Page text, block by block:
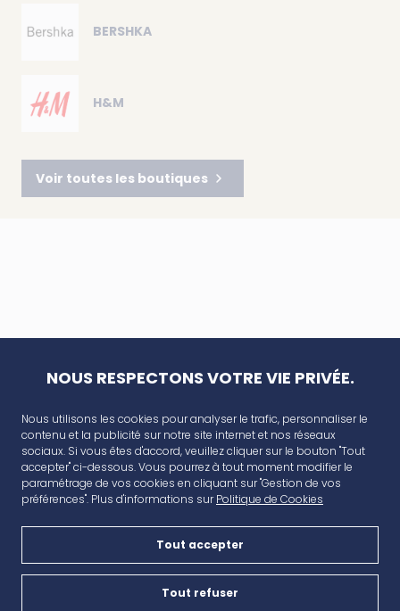
BERSHKA
H&M
Voir toutes les boutiques
AVANT CAP
Plan de campagne, CD6, 13480 Cabriès
NOUS RESPECTONS VOTRE VIE PRIVÉE.
Nous utilisons les cookies pour analyser le trafic, personnaliser le
contenu et la publicité sur notre site internet et nos réseaux
sociaux. Si vous êtes d'accord, veuillez cliquer sur le bouton "Tout
accepter" ci-dessous. Vous pourrez à tout moment modifier le
paramétrage de vos cookies en cliquant sur "Gestion de vos
préférences". Plus d'informations surPolitique de Cookies
Tout accepter
Tout refuser